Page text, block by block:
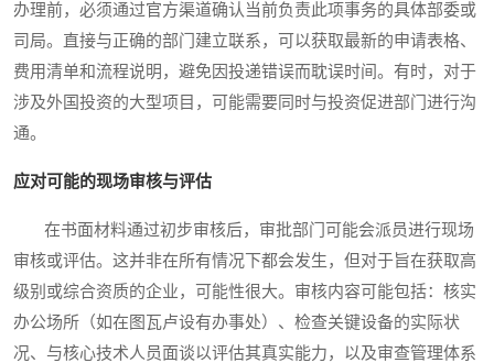
办理前，必须通过官方渠道确认当前负责此项事务的具体部委或
司局。直接与正确的部门建立联系，可以获取最新的申请表格、
费用清单和流程说明，避免因投递错误而耽误时间。有时，对于
涉及外国投资的大型项目，可能需要同时与投资促进部门进行沟
通。
应对可能的现场审核与评估
在书面材料通过初步审核后，审批部门可能会派员进行现场
审核或评估。这并非在所有情况下都会发生，但对于旨在获取高
级别或综合资质的企业，可能性很大。审核内容可能包括：核实
办公场所（如在图瓦卢设有办事处）、检查关键设备的实际状
况、与核心技术人员面谈以评估其真实能力，以及审查管理体系